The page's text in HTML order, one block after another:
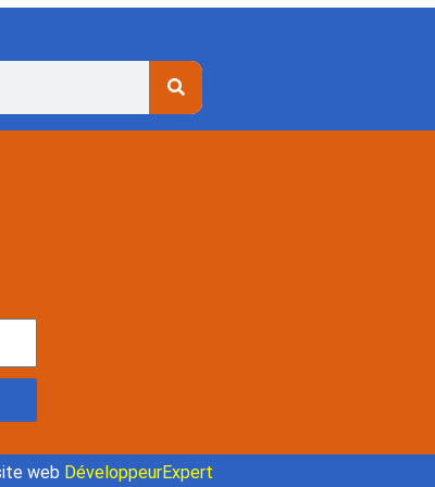
web DéveloppeurExpert